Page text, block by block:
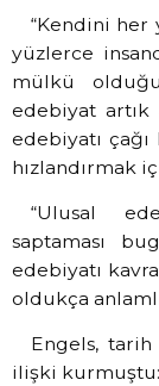
“Kendini her
yüzlerce
mülkü
edebiyat
edebiyatı çağı
hızlandırmak
“Ulusal
saptaması
edebiyatı
oldukça
Engels,
ilişki kurmuştu: